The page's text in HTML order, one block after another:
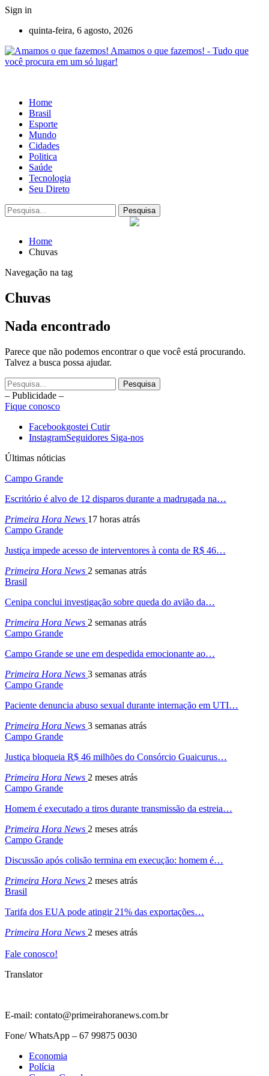
Sign in
quinta-feira, 6 agosto, 2026
Amamos o que fazemos! - Tudo que
você procura em um só lugar!
Home
Brasil
Esporte
Mundo
Cidades
Politica
Saúde
Tecnologia
Seu Direto
Home
Chuvas
Navegação na tag
Chuvas
Nada encontrado
Parece que não podemos encontrar o que você está procurando.
Talvez a busca possa ajudar.
– Publicidade –
Fique conosco
Facebookgostei Cutir
InstagramSeguidores Siga-nos
Últimas nóticias
Campo Grande
Escritório é alvo de 12 disparos durante a madrugada na…
Primeira Hora News 17 horas atrás
Campo Grande
Justiça impede acesso de interventores à conta de R$ 46…
Primeira Hora News 2 semanas atrás
Brasil
Cenipa conclui investigação sobre queda do avião da…
Primeira Hora News 2 semanas atrás
Campo Grande
Campo Grande se une em despedida emocionante ao…
Primeira Hora News 3 semanas atrás
Campo Grande
Paciente denuncia abuso sexual durante internação em UTI…
Primeira Hora News 3 semanas atrás
Campo Grande
Justiça bloqueia R$ 46 milhões do Consórcio Guaicurus…
Primeira Hora News 2 meses atrás
Campo Grande
Homem é executado a tiros durante transmissão da estreia…
Primeira Hora News 2 meses atrás
Campo Grande
Discussão após colisão termina em execução: homem é…
Primeira Hora News 2 meses atrás
Brasil
Tarifa dos EUA pode atingir 21% das exportações…
Primeira Hora News 2 meses atrás
Fale conosco!
Translator
E-mail: contato@primeirahoranews.com.br
Fone/ WhatsApp – 67 99875 0030
Economia
Polícia